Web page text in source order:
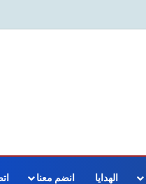
الهدايا انضم معنا